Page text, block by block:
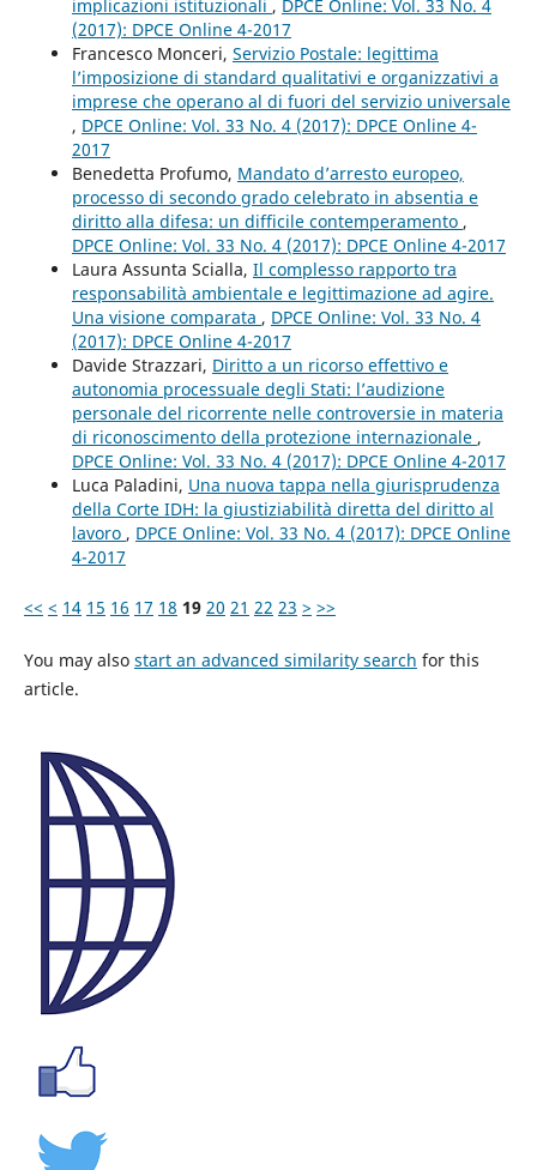
implicazioni istituzionali , DPCE Online: Vol. 33 No. 4
(2017): DPCE Online 4-2017
Francesco Monceri, Servizio Postale: legittima
l’imposizione di standard qualitativi e organizzativi a
imprese che operano al di fuori del servizio universale
, DPCE Online: Vol. 33 No. 4 (2017): DPCE Online 4-
2017
Benedetta Profumo, Mandato d’arresto europeo,
processo di secondo grado celebrato in absentia e
diritto alla difesa: un difficile contemperamento ,
DPCE Online: Vol. 33 No. 4 (2017): DPCE Online 4-2017
Laura Assunta Scialla, Il complesso rapporto tra
responsabilità ambientale e legittimazione ad agire.
Una visione comparata , DPCE Online: Vol. 33 No. 4
(2017): DPCE Online 4-2017
Davide Strazzari, Diritto a un ricorso effettivo e
autonomia processuale degli Stati: l’audizione
personale del ricorrente nelle controversie in materia
di riconoscimento della protezione internazionale ,
DPCE Online: Vol. 33 No. 4 (2017): DPCE Online 4-2017
Luca Paladini, Una nuova tappa nella giurisprudenza
della Corte IDH: la giustiziabilità diretta del diritto al
lavoro , DPCE Online: Vol. 33 No. 4 (2017): DPCE Online
4-2017
<< < 14 15 16 17 18 19 20 21 22 23 > >>
You may also start an advanced similarity search for this
article.